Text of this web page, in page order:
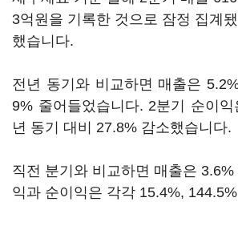
3억원을 기록한 것으로 잠정 집계
했습니다.
전년 동기와 비교하면 매출은
9% 줄어들었습니다. 2분기 순이
년 동기 대비 27.8% 감소했습니다.
직전 분기와 비교하면 매출은 3.6%
익과 순이익은 각각 15.4%,